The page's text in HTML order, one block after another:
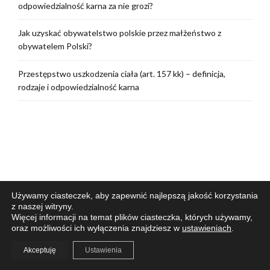
odpowiedzialność karna za nie grozi?
Jak uzyskać obywatelstwo polskie przez małżeństwo z
obywatelem Polski?
Przestępstwo uszkodzenia ciała (art. 157 kk) – definicja,
rodzaje i odpowiedzialność karna
Używamy ciasteczek, aby zapewnić najlepszą jakość korzystania
z naszej witryny.
Więcej informacji na temat plików ciasteczka, których używamy,
oraz możliwości ich wyłączenia znajdziesz w ustawieniach
Akceptuję Ustawienia